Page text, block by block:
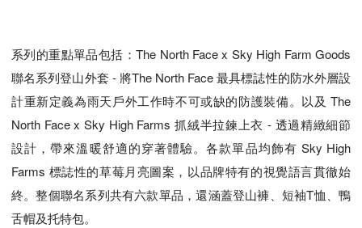
系列的重點單品包括：The North Face x Sky High Farm Goods
聯名系列登山外套 - 將The North Face 最具標誌性的防水外層設
計重新定義為雨天戶外工作時不可或缺的防護裝備。以及 The
North Face x Sky High Farms 抓絨半拉鍊上衣 - 透過精緻細節
設計，帶來溫暖舒適的穿著體驗。各款單品均飾有 Sky High
Farms 標誌性的草莓月亮圖案，以品牌特有的視覺語言貫徹始
終。整個聯名系列共有六款單品，還涵蓋登山褲、短袖T恤、鴨
舌帽及托特包。